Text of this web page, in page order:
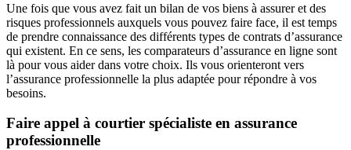
Une fois que vous avez fait un bilan de vos biens à assurer et des
risques professionnels auxquels vous pouvez faire face, il est temps
de prendre connaissance des différents types de contrats d’assurance
qui existent. En ce sens, les comparateurs d’assurance en ligne sont
là pour vous aider dans votre choix. Ils vous orienteront vers
l’assurance professionnelle la plus adaptée pour répondre à vos
besoins.
Faire appel à courtier spécialiste en assurance
professionnelle